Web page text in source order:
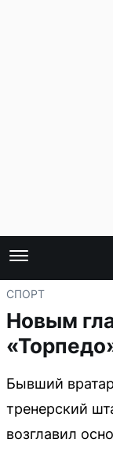
СПОРТ
Новым
Бывший
тренерский
возглавил